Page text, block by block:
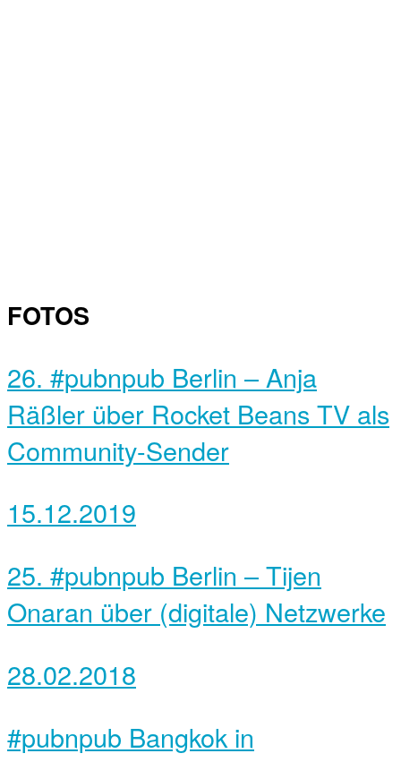
FOTOS
26. #pubnpub Berlin – Anja
Räßler über Rocket Beans TV als
Community-Sender
15.12.2019
25. #pubnpub Berlin – Tijen
Onaran über (digitale) Netzwerke
28.02.2018
#pubnpub Bangkok in